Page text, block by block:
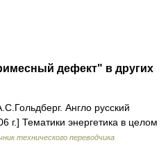
дефект" в других
Англо русский
г.] Тематики энергетика в целом
технического переводчика